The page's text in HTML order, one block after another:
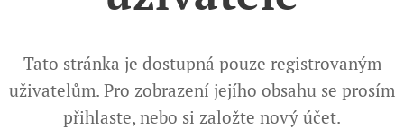
Tato stránka je dostupná pouze registrovaným
uživatelům. Pro zobrazení jejího obsahu se prosím
přihlaste, nebo si založte nový účet.